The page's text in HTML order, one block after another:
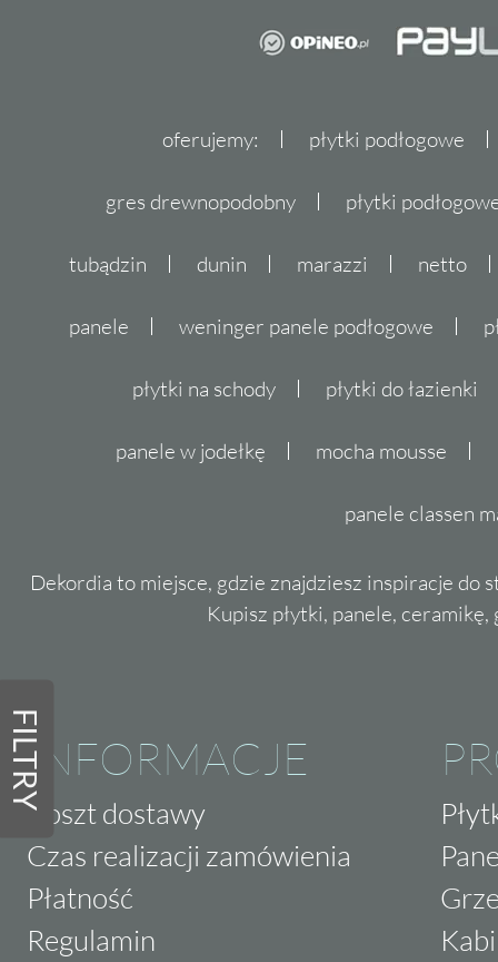
FILTRY
oferujemy: płytki podłogowe
gres drewnopodobny płytki
tubądzin dunin marazzi netto
panele weninger panele podłogowe
płytki na schody płytki do łazienki
panele w jodełkę mocha mousse
panele classen
Dekordia to miejsce, gdzie znajdziesz inspiracje do
Kupisz płytki, panele,
INFORMACJE
Koszt dostawy
Czas realizacji zamówienia
Płatność
Regulamin